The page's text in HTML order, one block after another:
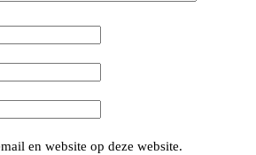
en website op deze website.